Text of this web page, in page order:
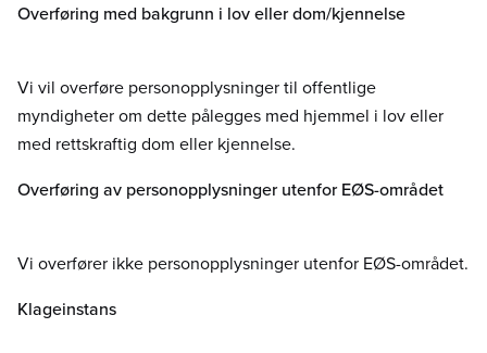
Overføring med bakgrunn i lov eller dom/kjennelse
Vi vil overføre personopplysninger til offentlige
myndigheter om dette pålegges med hjemmel i lov eller
med rettskraftig dom eller kjennelse.
Overføring av personopplysninger utenfor EØS-området
Vi overfører ikke personopplysninger utenfor EØS-området.
Klageinstans